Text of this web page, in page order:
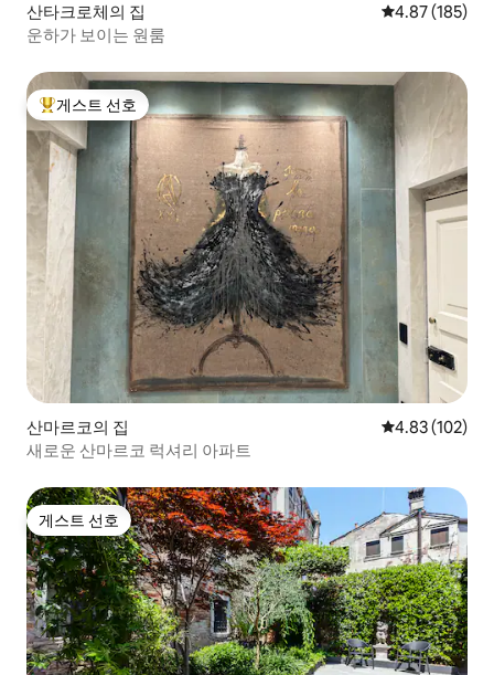
산타크로체의 집 평점 4.87점(5
4.87 (185)
운하가 보이는 원룸
상위 게스트 선호
게스트 선호
산마르코의 집 평점 4.83점(5
4.83 (102)
새로운 산마르코 럭셔리 아파트
게스트 선호
게스트 선호